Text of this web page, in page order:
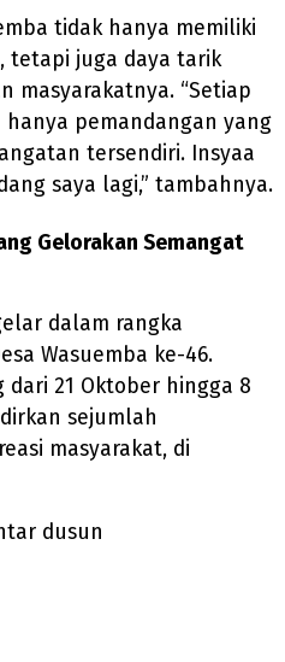
tidak hanya memiliki
tetapi juga daya tarik
masyarakatnya. “Setiap
hanya pemandangan yang
tersendiri. Insyaa
saya lagi,” tambahnya.
Gelorakan Semangat
dalam rangka
Wasuemba ke-46.
21 Oktober hingga 8
sejumlah
masyarakat, di
dusun